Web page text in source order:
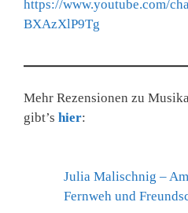
https://www.youtube.com/
BXAzXlP9Tg
Mehr Rezensionen zu
gibt’s hier:
Julia Malischnig –
Fernweh und